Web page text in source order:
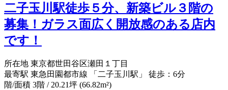
二子玉川駅徒歩５分、新築ビル３階の
募集！ガラス面広く開放感のある店内
です！
所在地 東京都世田谷区瀬田１丁目
最寄駅 東急田園都市線 「二子玉川駅」 徒歩：6分
階/面積 3階 / 20.21坪 (66.82m²)